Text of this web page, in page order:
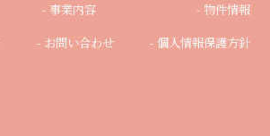
- 事業内容
- 物件情報
- お問い合わせ - 個人情報保護方針